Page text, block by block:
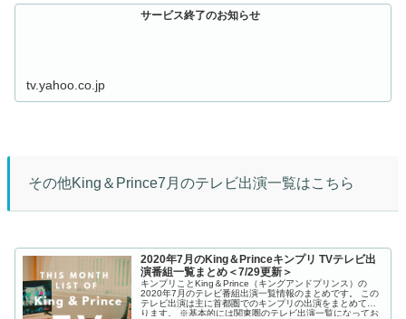
サービス終了のお知らせ
tv.yahoo.co.jp
その他King＆Prince7月のテレビ出演一覧はこちら
2020年7月のKing＆Princeキンプリ TVテレビ出
演番組一覧まとめ＜7/29更新＞
キンプリことKing＆Prince（キングアンドプリンス）の
2020年7月のテレビ番組出演一覧情報のまとめです。 この
テレビ出演は主に首都圏でのキンプリの出演をまとめてお
ります。 ※基本的には関東圏のテレビ出演一覧になってお